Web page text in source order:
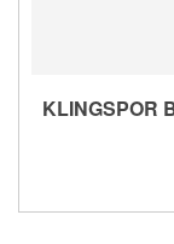
KLINGSPOR